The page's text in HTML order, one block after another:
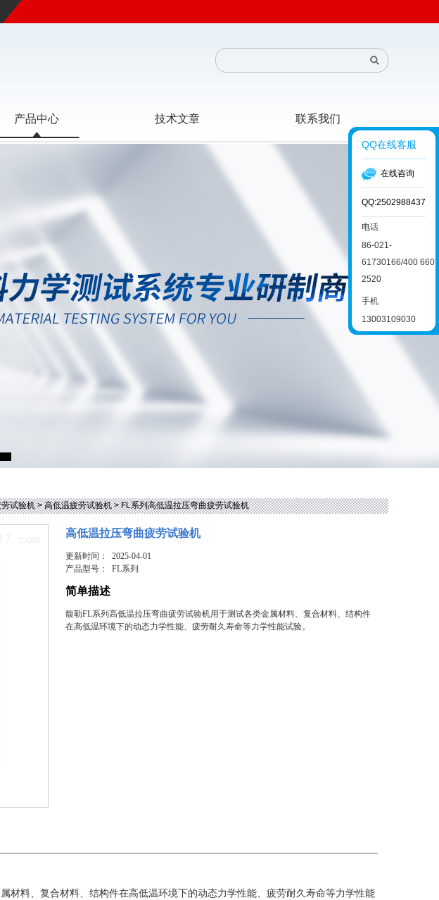
产品中心 技术文章 联系我们
试验机>高低温疲劳试验机> FL系列高低温拉压弯曲疲劳试验机
高低温拉压弯曲疲劳试验机
更新时间： 2025-04-01
产品型号：FL系列
简单描述
馥勒FL系列高低温拉压弯曲疲劳试验机用于测试各类金属材料、复合材料、结构件
在高低温环境下的动态力学性能、疲劳耐久寿命等力学性能试验。
材料、复合材料、结构件在高低温环境下的动态力学性能、疲劳耐久寿命等力学性能
QQ在线客服
在线咨询
QQ:2502988437
电话
86-021-
61730166/400 660
2520
手机
13003109030